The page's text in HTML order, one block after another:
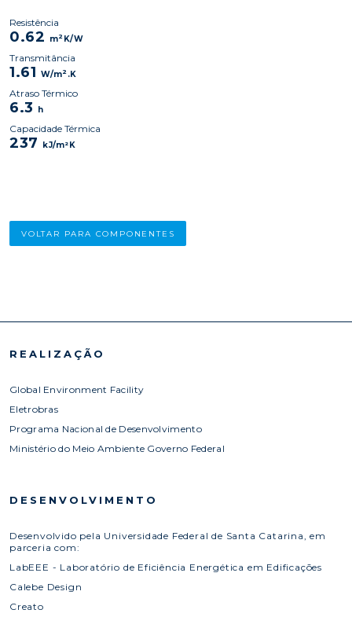
Resistência
0.62 m2 K/W
Transmitância
1.61 W/m2 .K
Atraso Térmico
6.3 h
Capacidade Térmica
237 kJ/m²K
VOLTAR PARA COMPONENTES
REALIZAÇÃO
Global Environment Facility
Eletrobras
Programa Nacional de Desenvolvimento
Ministério do Meio Ambiente Governo Federal
DESENVOLVIMENTO
Desenvolvido pela Universidade Federal de Santa Catarina, em
parceria com:
LabEEE - Laboratório de Eficiência Energética em Edificações
Calebe Design
Creato